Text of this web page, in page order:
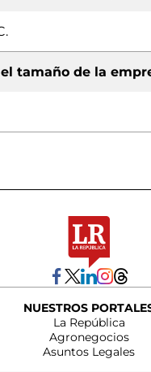
tamaño de la
NUESTROS
La República
Agronegocios
Asuntos Legales